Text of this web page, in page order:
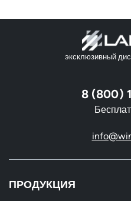
эксклюзивный
8 (800)
ПРОДУКЦИЯ